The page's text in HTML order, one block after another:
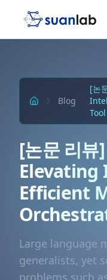
Blog
[논
[논문 리
Elevating
Efficient
Large language
generalists, yet
problems such